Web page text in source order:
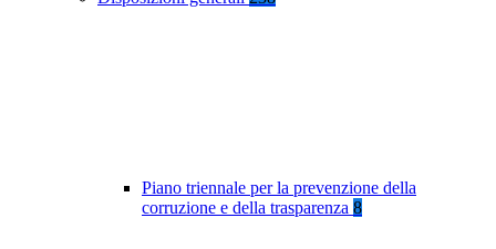
Piano triennale per la prevenzione della
corruzione e della trasparenza 8